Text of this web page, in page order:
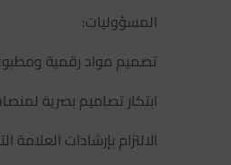
المسؤوليات:
تصميم مواد رقمية
ابتكار تصاميم بصرية
الالتزام بإرشادات